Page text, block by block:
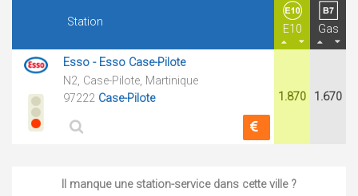
Station
E10 Gas
Esso - Esso Case-Pilote
N2, Case-Pilote, Martinique
97222 Case-Pilote 1.870 1.670
Il manque une station-service dans cette ville ?